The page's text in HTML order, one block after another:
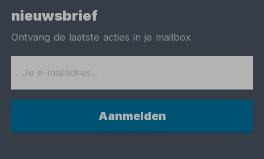
nieuwsbrief
Ontvang de laatste acties in je mailbox
Aanmelden